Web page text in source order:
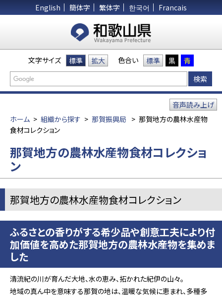
English 簡体字 繁体字 한국어 Francais
文字サイズ 標準 拡大 色合い 標準 黒 青
ホーム > 組織から探す > 那賀振興局 > 那賀地方の農林水産物
食材コレクション
音声読み上げ
那賀地方の農林水産物食材コレクショ
ン
那賀地方の農林水産物食材コレクション
ふるさとの香りがする希少品や創意工夫により付
加価値を高めた那賀地方の農林水産物を集めま
した
清流紀の川が育んだ大地、水の恵み、拓かれた紀伊の山々。
地域の真ん中を意味する那賀の地は、温暖な気候に恵まれ、多種多